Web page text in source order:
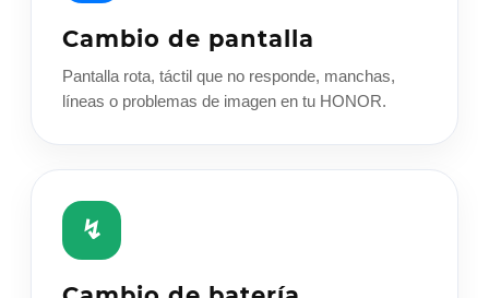
Cambio de pantalla
Pantalla rota, táctil que no responde, manchas,
líneas o problemas de imagen en tu HONOR.
↯